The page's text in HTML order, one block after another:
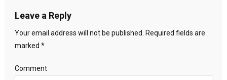
Leave a Reply
Your email address will not be published. Required fields are
marked *
Comment